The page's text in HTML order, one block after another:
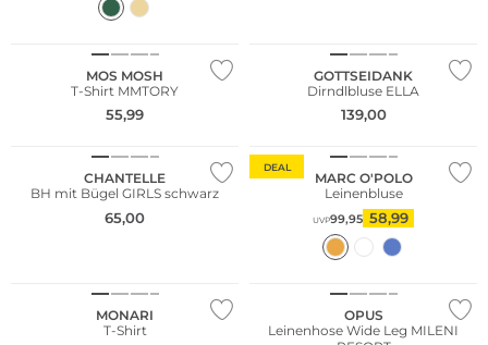
MOS MOSH
T-Shirt MMTORY
55,99
GOTTSEIDANK
Dirndlbluse ELLA
139,00
CHANTELLE
BH mit Bügel GIRLS schwarz
65,00
DEAL
MARC O'POLO
Leinenbluse
UVP99,95 58,99
MONARI
T-Shirt
OPUS
Leinenhose Wide Leg MILENI